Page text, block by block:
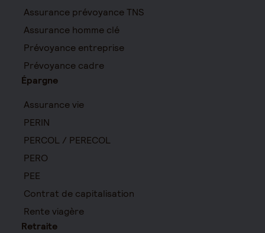
Assurance prévoyance TNS
Assurance homme clé
Prévoyance entreprise
Prévoyance cadre
Épargne
Assurance vie
PERIN
PERCOL / PERECOL
PERO
PEE
Contrat de capitalisation
Rente viagère
Retraite